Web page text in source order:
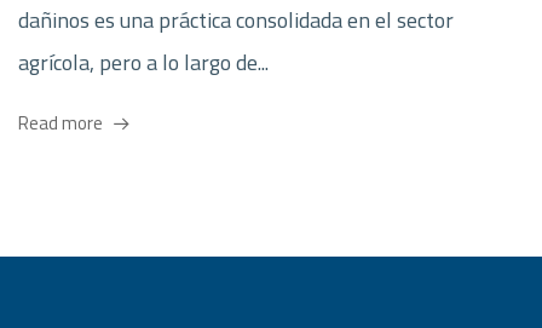
dañinos es una práctica consolidada en el sector
agrícola, pero a lo largo de...
Read more